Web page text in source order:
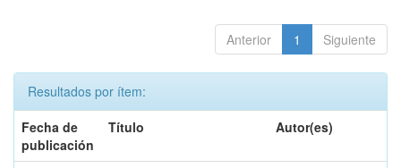
Anterior 1 Siguiente
Resultados por ítem:
Fecha de
publicación
Título Autor(es)